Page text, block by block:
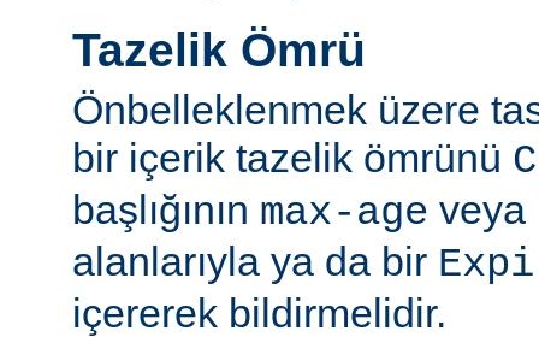
Tazelik Ömrü
Önbelleklenmek üzere
bir içerik tazelik ömrünü
başlığının max-age veya
alanlarıyla ya da bir
içererek bildirmelidir.